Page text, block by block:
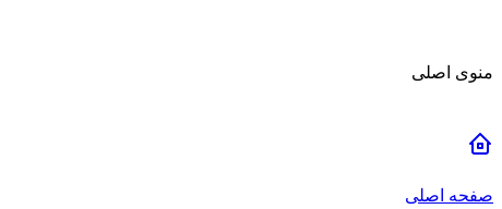
منوی اصلی
صفحه اصلی